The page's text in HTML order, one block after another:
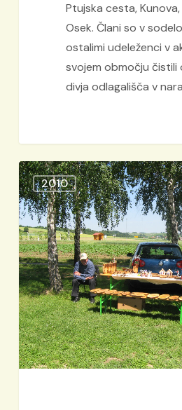
Ptujska cesta,
Osek. Člani so v
ostalimi udeleženci v
svojem območju čistili
divja odlagališča v
Bolšji
sejem
2010
2010